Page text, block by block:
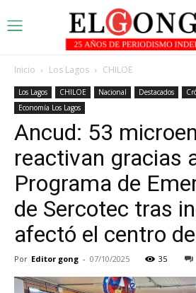
Inicio Los Lagos CHILOE
Los Lagos CHILOE Nacional Destacados
Economía Los Lagos
Ancud: 53
reactivan gracias
Programa de
de Sercotec tras
afectó el centro
Por Editor gong - 07/10/2025 35